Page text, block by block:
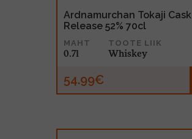
Ardnamurchan Tokaji Cask
Release 52% 70cl
MAHT
0.7l
TOOTE LIIK
Whiskey
54.99€